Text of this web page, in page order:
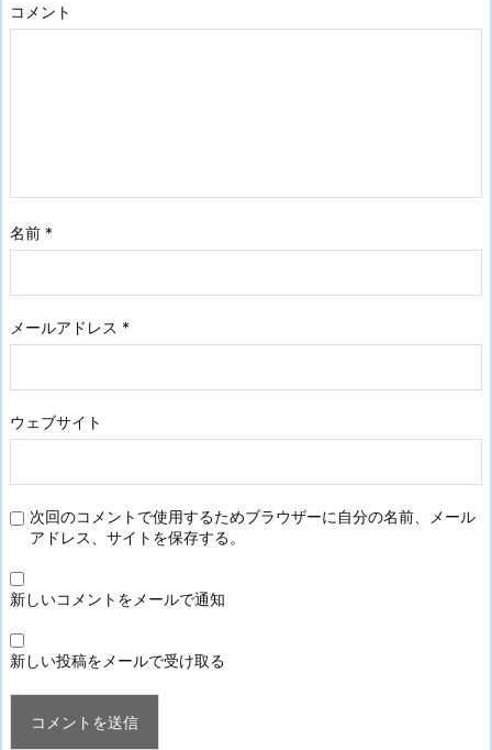
コメント
名前 *
メールアドレス *
ウェブサイト
次回のコメントで使用するためブラウザーに自分の名前、メール
アドレス、サイトを保存する。
新しいコメントをメールで通知
新しい投稿をメールで受け取る